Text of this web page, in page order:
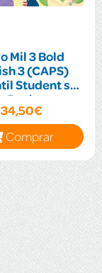
Mil 3 Bold
3 (CAPS)
Student s
Book
34,50€
Comprar